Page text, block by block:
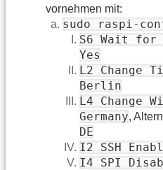
vornehmen mit:
sudo raspi-
S6 Wait for
Yes
L2 Change
Berlin
L4 Change
Germany,
DE
I2 SSH
I4 SPI